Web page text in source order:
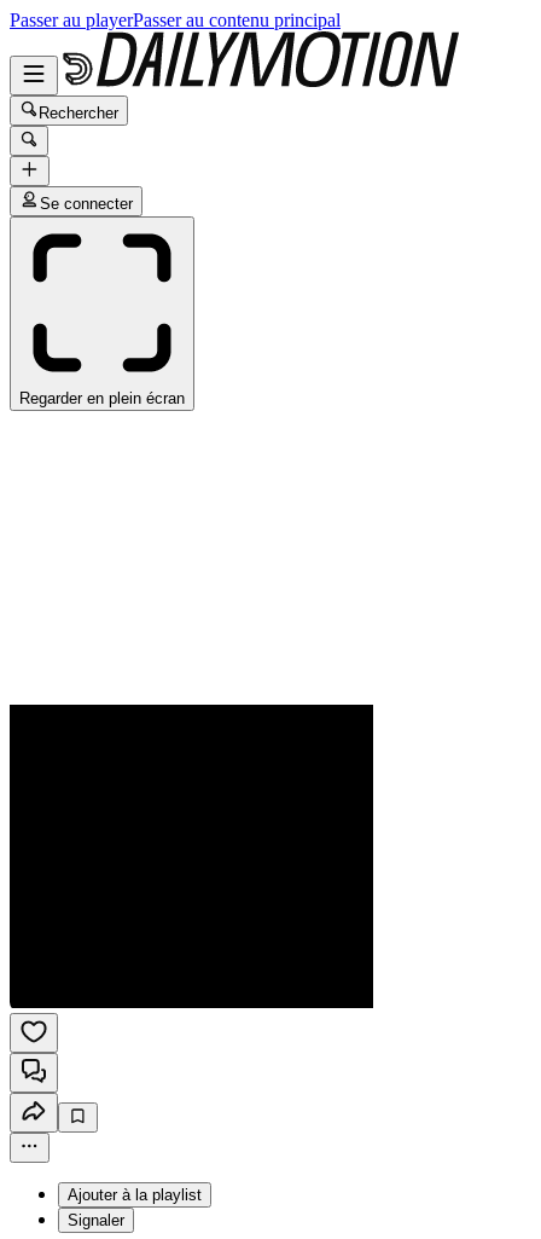
Passer au playerPasser au contenu principal
Rechercher
Se connecter
Regarder en plein écran
Ajouter à la playlist
Signaler